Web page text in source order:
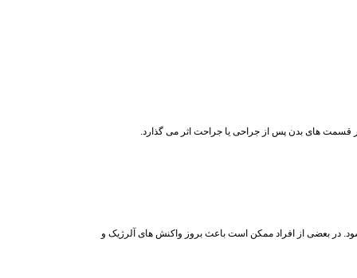
قسمت های بدن پس از جراحی یا جراحت اثر می گذارد.
در بعضی از افراد ممکن است باعث بروز واکنش های آلرژیک و